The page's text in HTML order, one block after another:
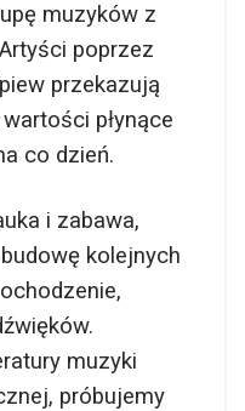
muzyków z
poprzez
przekazują
płynące
co dzień.
i zabawa,
kolejnych
muzyki
próbujemy